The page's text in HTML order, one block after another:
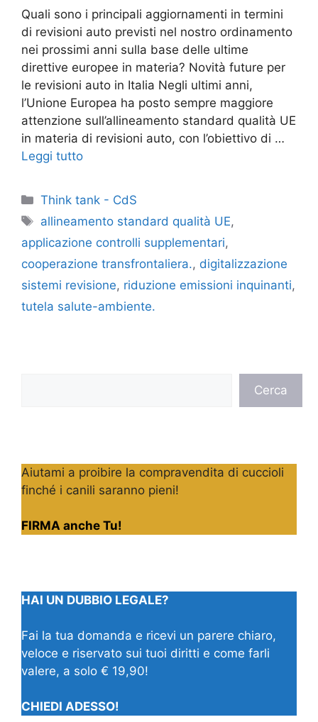
Quali sono i principali aggiornamenti in termini
di revisioni auto previsti nel nostro ordinamento
nei prossimi anni sulla base delle ultime
direttive europee in materia? Novità future per
le revisioni auto in Italia Negli ultimi anni,
l’Unione Europea ha posto sempre maggiore
attenzione sull’allineamento standard qualità UE
in materia di revisioni auto, con l’obiettivo di …
Leggi tutto
Categorie
Think tank - CdS
Tag
allineamento standard qualità UE,
applicazione controlli supplementari,
cooperazione transfrontaliera., digitalizzazione
sistemi revisione, riduzione emissioni inquinanti,
tutela salute-ambiente.
Cerca
Aiutami a proibire la compravendita di cuccioli
finché i canili saranno pieni!
FIRMA anche Tu!
HAI UN DUBBIO LEGALE?
Fai la tua domanda e ricevi un parere chiaro,
veloce e riservato sui tuoi diritti e come farli
valere, a solo € 19,90!
CHIEDI ADESSO!